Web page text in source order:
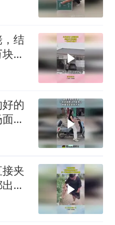
结
打
的
实
夹
不